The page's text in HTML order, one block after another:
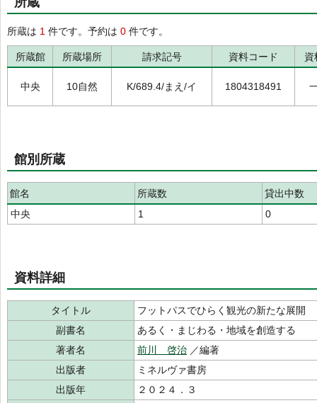
所蔵は 1 件です。予約は 0 件です。
所蔵館 所蔵場所 請求記号 資料コード 資
中央 10自然 K/689.4/まえ/イ 1804318491
館別所蔵
館名 所蔵数
貸出中数
中央
1 0
資料詳細
タイトル
フットパスでひらく観光の新たな展開
副書名
あるく・まじわる・地域を創造する
著者名
前川 啓治 ／編著
出版者
ミネルヴァ書房
出版年
２０２４．３